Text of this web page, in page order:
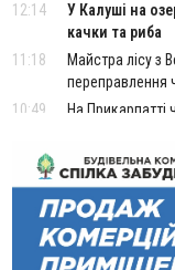
12:14
У Калуші на
качки та риба
11:18
Майстра лісу з
переправлення
10:49
На Прикарпатті
10:43
За змову на
підприємців
10:09
Яремчанський
вкрав із
09:53
В урочищі біля